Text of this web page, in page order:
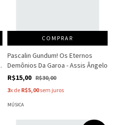
COMPRAR
Pascalin Gundum! Os Eternos
Demônios Da Garoa - Assis Ângelo
R$15,00 R$30,00
3x de R$5,00sem juros
MÚSICA